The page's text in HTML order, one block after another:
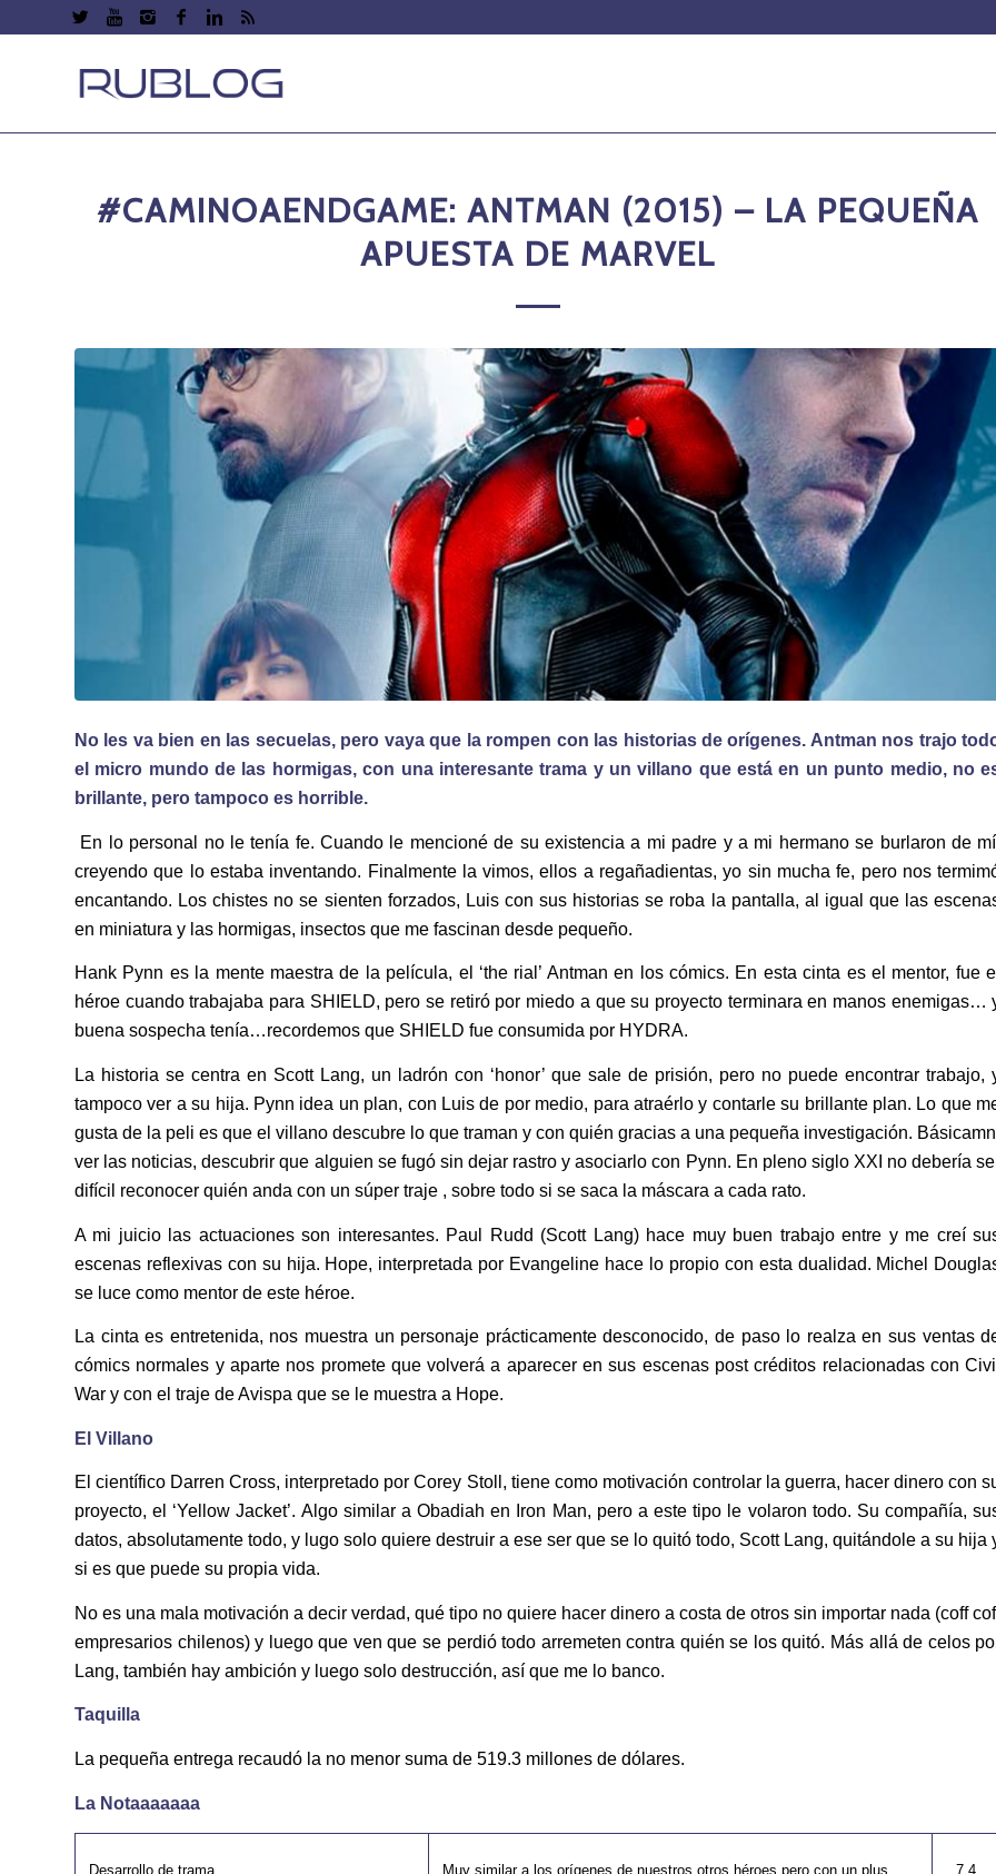
#CAMINOAENDGAME: ANTMAN (2015) – LA PEQUEÑA
APUESTA DE MARVEL
No les va bien en las secuelas, pero vaya que la rompen con las historias de orígenes. Antman nos trajo
el micro mundo de las hormigas, con una interesante trama y un villano que está en un punto medio, no
brillante, pero tampoco es horrible.
En lo personal no le tenía fe. Cuando le mencioné de su existencia a mi padre y a mi hermano se burlaron de
creyendo que lo estaba inventando. Finalmente la vimos, ellos a regañadientas, yo sin mucha fe, pero nos
encantando. Los chistes no se sienten forzados, Luis con sus historias se roba la pantalla, al igual que las
en miniatura y las hormigas, insectos que me fascinan desde pequeño.
Hank Pynn es la mente maestra de la película, el ‘the rial’ Antman en los cómics. En esta cinta es el mentor, fue el
héroe cuando trabajaba para SHIELD, pero se retiró por miedo a que su proyecto terminara en manos enemigas…
buena sospecha tenía…recordemos que SHIELD fue consumida por HYDRA.
La historia se centra en Scott Lang, un ladrón con ‘honor’ que sale de prisión, pero no puede encontrar trabajo,
tampoco ver a su hija. Pynn idea un plan, con Luis de por medio, para atraérlo y contarle su brillante plan. Lo que
gusta de la peli es que el villano descubre lo que traman y con quién gracias a una pequeña investigación.
ver las noticias, descubrir que alguien se fugó sin dejar rastro y asociarlo con Pynn. En pleno siglo XXI no debería
difícil reconocer quién anda con un súper traje , sobre todo si se saca la máscara a cada rato.
A mi juicio las actuaciones son interesantes. Paul Rudd (Scott Lang) hace muy buen trabajo entre y me creí
escenas reflexivas con su hija. Hope, interpretada por Evangeline hace lo propio con esta dualidad. Michel
se luce como mentor de este héroe.
La cinta es entretenida, nos muestra un personaje prácticamente desconocido, de paso lo realza en sus ventas
cómics normales y aparte nos promete que volverá a aparecer en sus escenas post créditos relacionadas con Civil
War y con el traje de Avispa que se le muestra a Hope.
El Villano
El científico Darren Cross, interpretado por Corey Stoll, tiene como motivación controlar la guerra, hacer dinero con
proyecto, el ‘Yellow Jacket’. Algo similar a Obadiah en Iron Man, pero a este tipo le volaron todo. Su compañía,
datos, absolutamente todo, y lugo solo quiere destruir a ese ser que se lo quitó todo, Scott Lang, quitándole a su hija
si es que puede su propia vida.
No es una mala motivación a decir verdad, qué tipo no quiere hacer dinero a costa de otros sin importar nada (coff
empresarios chilenos) y luego que ven que se perdió todo arremeten contra quién se los quitó. Más allá de celos
Lang, también hay ambición y luego solo destrucción, así que me lo banco.
Taquilla
La pequeña entrega recaudó la no menor suma de 519.3 millones de dólares.
La Notaaaaaaa
Desarrollo de trama
Muy similar a los orígenes de nuestros otros héroes pero con un plus.
7.4